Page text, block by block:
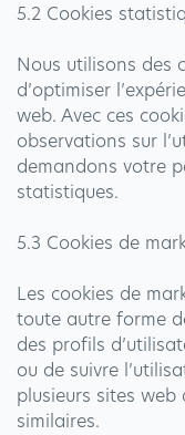
5.2 Cookies
Nous utilisons des
d’optimiser
web. Avec ces
observations sur
demandons votre
statistiques.
5.3 Cookies de
Les cookies de
toute autre forme
des profils
ou de suivre
plusieurs sites
similaires.